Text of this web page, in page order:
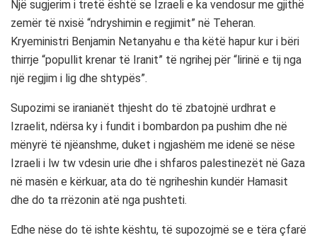
Një sugjerim i tretë është se Izraeli e ka vendosur me gjithë
zemër të nxisë “ndryshimin e regjimit” në Teheran.
Kryeministri Benjamin Netanyahu e tha këtë hapur kur i bëri
thirrje “popullit krenar të Iranit” të ngrihej për “lirinë e tij nga
një regjim i lig dhe shtypës”.
Supozimi se iranianët thjesht do të zbatojnë urdhrat e
Izraelit, ndërsa ky i fundit i bombardon pa pushim dhe në
mënyrë të njëanshme, duket i ngjashëm me idenë se nëse
Izraeli i lw tw vdesin urie dhe i shfaros palestinezët në Gaza
në masën e kërkuar, ata do të ngriheshin kundër Hamasit
dhe do ta rrëzonin atë nga pushteti.
Edhe nëse do të ishte kështu, të supozojmë se e tëra çfarë